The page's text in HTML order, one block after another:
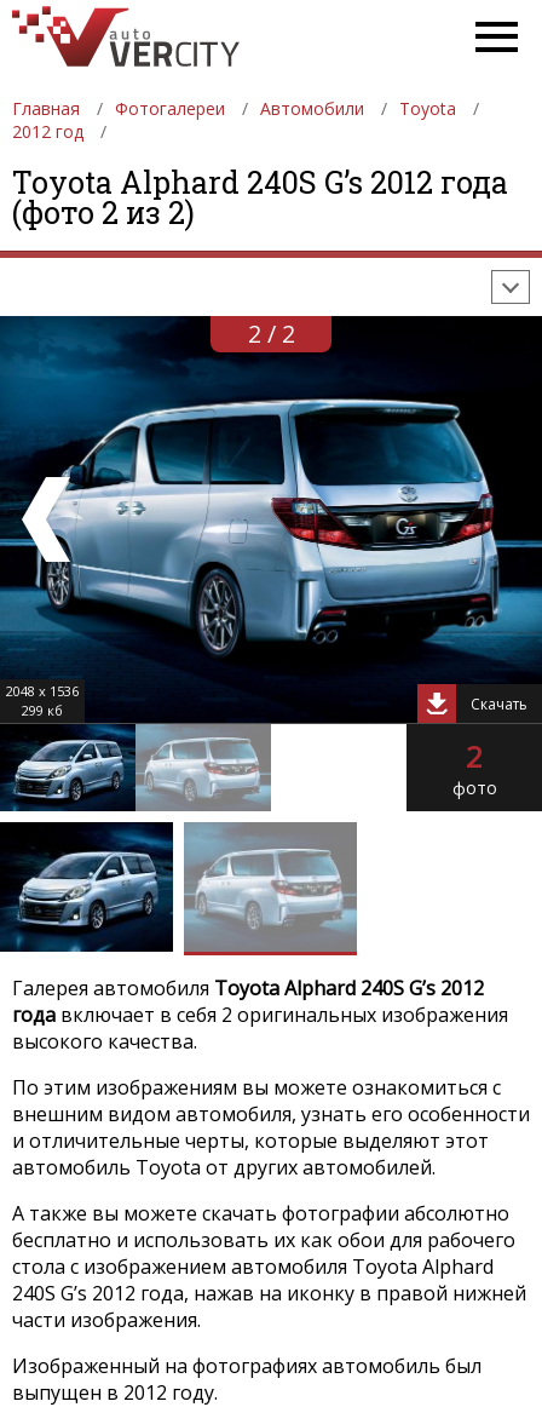
Главная Фотогалереи Автомобили
Toyota
2012 год
Toyota Alphard 240S G’s 2012 года
(фото 2 из 2)
ФОТОГАЛЕРЕИ АВТОМОБИЛИ
ДЕВУШКИ
АВТОСАЛОНЫ
ФОРМУЛА-1
2 / 2
2048 x 1536
299 кб
Скачать
2
фото
Галерея автомобиля Toyota Alphard 240S G’s 2012
года включает в себя 2 оригинальных изображения
высокого качества.
По этим изображениям вы можете ознакомиться с
внешним видом автомобиля, узнать его особенности
и отличительные черты, которые выделяют этот
автомобиль Toyota от других автомобилей.
А также вы можете скачать фотографии абсолютно
бесплатно и использовать их как обои для рабочего
стола с изображением автомобиля Toyota Alphard
240S G’s 2012 года, нажав на иконку в правой нижней
части изображения.
Изображенный на фотографиях автомобиль был
выпущен в 2012 году.